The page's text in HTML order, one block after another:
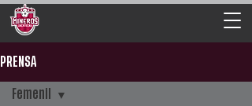
PRENSA
Femenil